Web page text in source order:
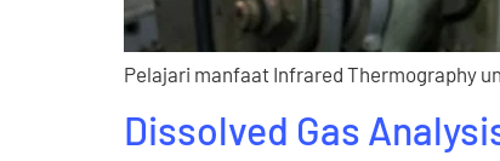
Pelajari manfaat Infrared Thermography
Dissolved Gas